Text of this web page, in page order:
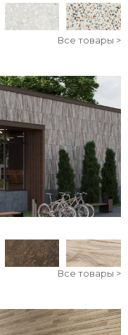
Все товары >
Все товары >